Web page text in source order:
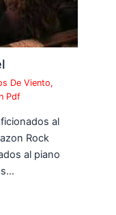
De Viento,
Pdf
al
Rock
al piano